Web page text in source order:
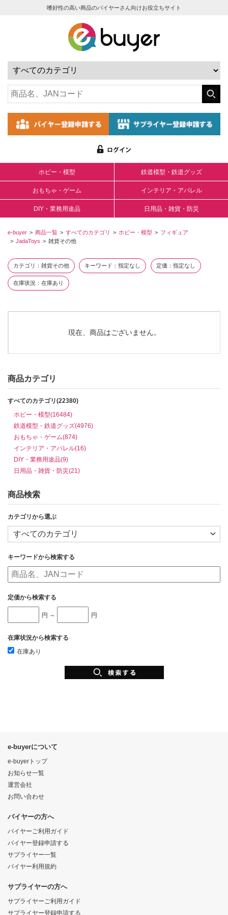
嗜好性の高い商品のバイヤーさん向けお役立ちサイト
ホビー・模型 鉄道模型・鉄道グッズ
おもちゃ・ゲーム インテリア・アパレル
DIY・業務用途品 日用品・雑貨・防災
e-buyer 商品一覧 すべてのカテゴリ ホビー・模型
フィギュア
JadaToys
雑貨その他
カテゴリ 雑貨その他 キーワード 指定なし 定価 指定なし
在庫状況 在庫あり
現在、商品はございません。
商品カテゴリ
すべてのカテゴリ(22380)
ホビー・模型(16484)
鉄道模型・鉄道グッズ(4976)
おもちゃ・ゲーム(874)
インテリア・アパレル(16)
DIY・業務用途品(9)
日用品・雑貨・防災(21)
商品検索
カテゴリから選ぶ
キーワードから検索する
定価から検索する
円 ～ 円
在庫状況から検索する
在庫あり
e-buyerについて
e-buyerトップ
お知らせ一覧
運営会社
お問い合わせ
バイヤーの方へ
バイヤーご利用ガイド
バイヤー登録申請する
サプライヤー一覧
バイヤー利用規約
サプライヤーの方へ
サプライヤーご利用ガイド
サプライヤー登録申請する